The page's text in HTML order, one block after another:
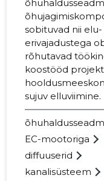
sobituvad nii
erivajadustega
rõhutavad
koostööd
sujuv elluviimine.
EC-mootoriga
diffuuserid
kanalisüsteem